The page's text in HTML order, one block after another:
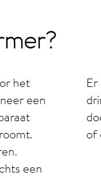
het
een
een
of